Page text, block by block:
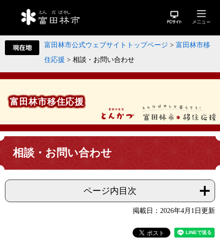
富田林市公式ウェブサイトトップページ > 富田林市移
住応援 > 相談・お問い合わせ
富田林市移住応援
相談・お問い合わせ
ページ内目次
掲載日：2026年4月1日更新